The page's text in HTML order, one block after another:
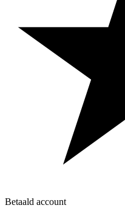
Betaald account